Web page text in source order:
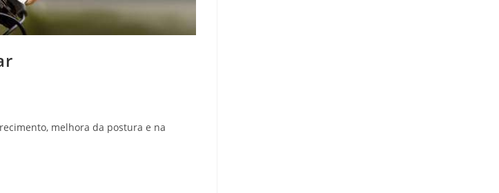
melhora da postura e na